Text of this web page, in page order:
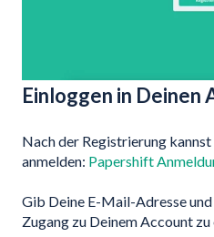
Einloggen in Deinen
Nach der Registrierung
anmelden: Papershift
Gib Deine E-Mail-Adresse
Zugang zu Deinem Account zu